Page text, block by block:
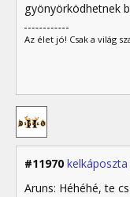
gyönyörködhetnek
Az élet jó! Csak a világ
#11970 kelkáposzta
Aruns: Héhéhé, te